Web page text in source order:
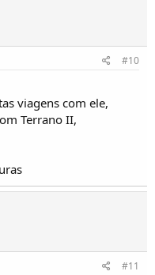
#10
viagens com ele,
Terrano II,
#11